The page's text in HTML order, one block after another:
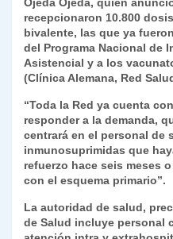
k
dl
y
Ojeda Ojeda, quien
recepcionaron 10.800
bivalente, las que ya
del Programa Nacional de
Asistencial y a los
(Clínica Alemana, Red
“Toda la Red ya cuenta
responder a la demanda,
centrará en el personal de
inmunosuprimidas que
refuerzo hace seis meses
con el esquema primario”.
La autoridad de salud,
de Salud incluye personal